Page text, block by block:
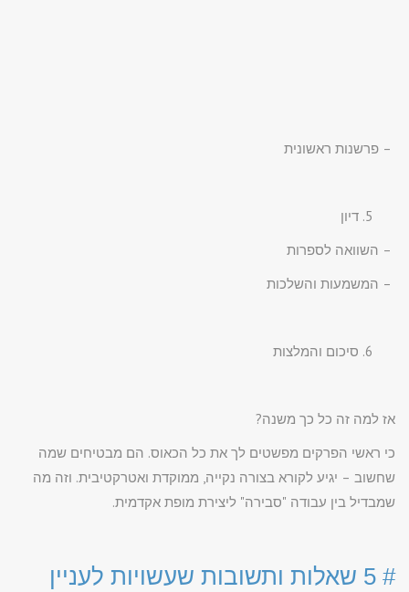
– פרשנות ראשונית
דיון
– השוואה לספרות
– המשמעות והשלכות
סיכום והמלצות
אז למה זה כל כך משנה?
כי ראשי הפרקים מפשטים לך את כל הכאוס. הם מבטיחים שמה
שחשוב – יגיע לקורא בצורה נקייה, ממוקדת ואטרקטיבית. וזה מה
שמבדיל בין עבודה "סבירה" ליצירת מופת אקדמית.
# 5 שאלות ותשובות שעשויות לעניין